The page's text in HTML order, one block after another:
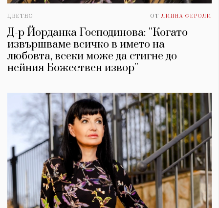
ЦВЕТНО ОТ ЛИЯНА ФЕРОЛИ
Д-р Йорданка Господинова: ''Когато
извършваме всичко в името на
любовта, всеки може да стигне до
нейния Божествен извор''